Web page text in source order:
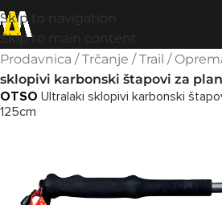
Skip to navigation
Skip to main content
Prodavnica /Trčanje /Trail /
sklopivi karbonski štapovi za
OTSO Ultralaki sklopivi karbonski
125cm